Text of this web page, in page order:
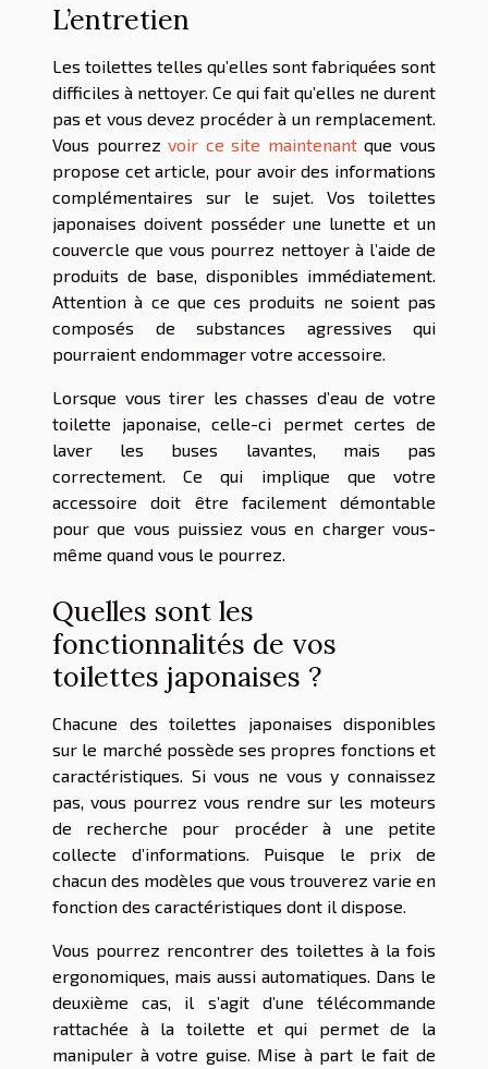
L’entretien
Les toilettes telles qu’elles sont fabriquées sont
difficiles à nettoyer. Ce qui fait qu’elles ne durent
pas et vous devez procéder à un remplacement.
Vous pourrezvoir ce site maintenantque vous
propose cet article, pour avoir des informations
complémentaires sur le sujet. Vos toilettes
japonaises doivent posséder une lunette et un
couvercle que vous pourrez nettoyer à l’aide de
produits de base, disponibles immédiatement.
Attention à ce que ces produits ne soient pas
composés de substances agressives qui
pourraient endommager votre accessoire.
Lorsque vous tirer les chasses d’eau de votre
toilette japonaise, celle-ci permet certes de
laver les buses lavantes, mais pas
correctement. Ce qui implique que votre
accessoire doit être facilement démontable
pour que vous puissiez vous en charger vous-
même quand vous le pourrez.
Quelles sont les
fonctionnalités de vos
toilettes japonaises ?
Chacune des toilettes japonaises disponibles
sur le marché possède ses propres fonctions et
caractéristiques. Si vous ne vous y connaissez
pas, vous pourrez vous rendre sur les moteurs
de recherche pour procéder à une petite
collecte d’informations. Puisque le prix de
chacun des modèles que vous trouverez varie en
fonction des caractéristiques dont il dispose.
Vous pourrez rencontrer des toilettes à la fois
ergonomiques, mais aussi automatiques. Dans le
deuxième cas, il s’agit d’une télécommande
rattachée à la toilette et qui permet de la
manipuler à votre guise. Mise à part le fait de